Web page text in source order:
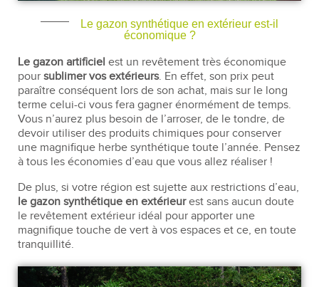
Le gazon synthétique en extérieur est-il
économique ?
Le gazon artificiel est un revêtement très économique
pour sublimer vos extérieurs. En effet, son prix peut
paraître conséquent lors de son achat, mais sur le long
terme celui-ci vous fera gagner énormément de temps.
Vous n’aurez plus besoin de l’arroser, de le tondre, de
devoir utiliser des produits chimiques pour conserver
une magnifique herbe synthétique toute l’année. Pensez
à tous les économies d’eau que vous allez réaliser !
De plus, si votre région est sujette aux restrictions d’eau,
le gazon synthétique en extérieurest sans aucun doute
le revêtement extérieur idéal pour apporter une
magnifique touche de vert à vos espaces et ce, en toute
tranquillité.